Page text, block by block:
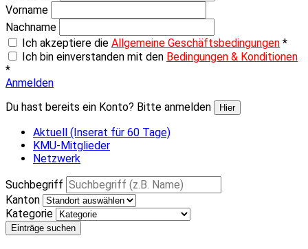
Vorname
Nachname
Ich akzeptiere die Allgemeine Geschäftsbedingungen *
Ich bin einverstanden mit den Bedingungen & Konditionen
*
Anmelden
Du hast bereits ein Konto? Bitte anmelden
Hier
Aktuell (Inserat für 60 Tage)
KMU-Mitglieder
Netzwerk
Suchbegriff
Kanton
Kategorie
Einträge suchen